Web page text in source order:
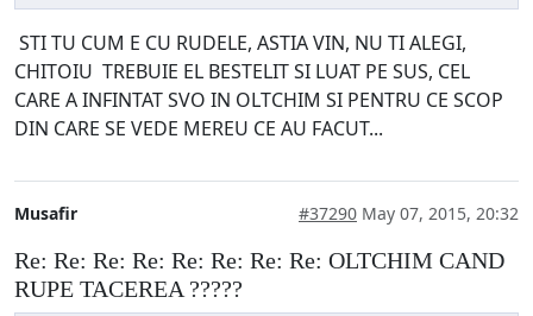
STI TU CUM E CU RUDELE, ASTIA VIN, NU TI ALEGI,
CHITOIU TREBUIE EL BESTELIT SI LUAT PE SUS, CEL
CARE A INFINTAT SVO IN OLTCHIM SI PENTRU CE SCOP
DIN CARE SE VEDE MEREU CE AU FACUT...
Musafir #37290 May 07, 2015, 20:32
Re: Re: Re: Re: Re: Re: Re: Re: OLTCHIM CAND
RUPE TACEREA ?????